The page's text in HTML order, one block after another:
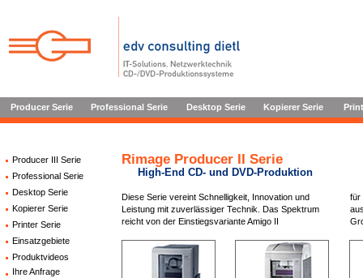
Producer Serie Professional Serie Desktop Serie Kopierer Serie
Producer III Serie
Professional Serie
Desktop Serie
Kopierer Serie
Printer Serie
Einsatzgebiete
Produktvideos
Ihre Anfrage
Rimage Producer II Serie
High-End CD- und DVD-Produktion
Diese Serie vereint Schnelligkeit, Innovation und
Leistung mit zuverlässiger Technik. Das Spektrum
reicht von der Einstiegsvariante Amigo II
für